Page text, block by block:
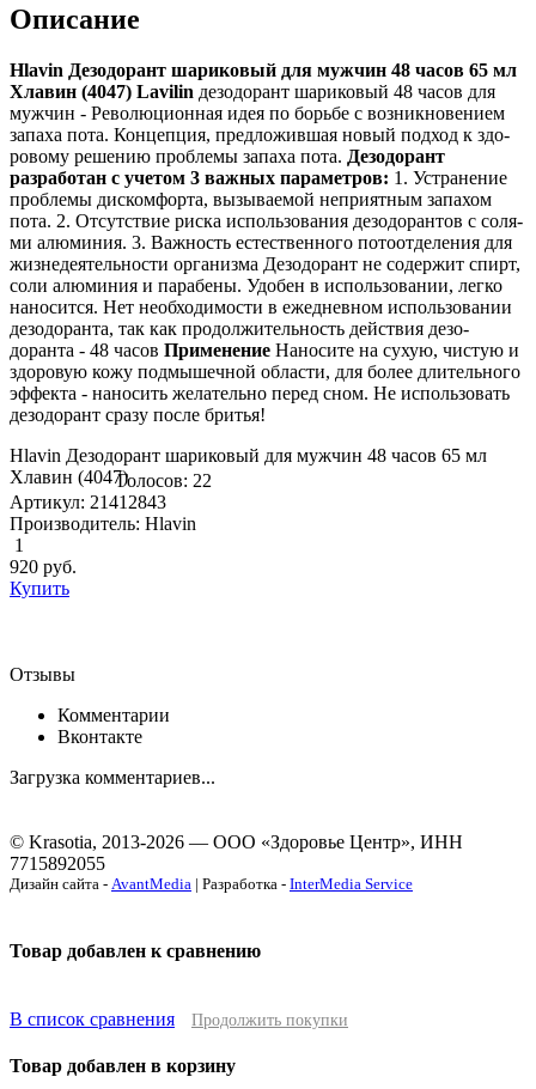
Описание
Hlavin Дезодорант шариковый для мужчин 48 часов 65 мл
Хлавин (4047) Lavilin дезодорант шарико­вый 48 часов для
мужчин - Рево­люционная идея по борьбе с возни­кновением
запаха пота. Конце­пция, предложившая новый подход к здо­
ровому решению пробле­мы запаха пота. Дезо­дорант
разработан с уче­том 3 важных параметров: 1. Устра­нение
проблемы диско­мфорта, вызываемой непри­ятным запахом
пота. 2. Отсу­тствие риска использо­вания дезодорантов с соля­
ми алюминия. 3. Важно­сть естественного пото­отделения для
жизне­деятельности организма Дезо­дорант не содержит спи­рт,
соли алюминия и пара­бены. Удобен в испо­льзовании, легко
наносится. Нет нео­бходимости в ежедне­вном использовании
дезо­доранта, так как про­должительность действия дезо­
доранта - 48 часов Применение Наносите на сухую, чистую и
здо­ровую кожу подмышечной обла­сти, для более дли­тельного
эффекта - нано­сить желательно перед сном. Не испо­льзовать
дезодорант сразу после бритья!
Hlavin Дезодорант шариковый для мужчин 48 часов 65 мл
Хлавин (4047)Голосов: 22
Артикул: 21412843
Производитель: Hlavin
1
920 руб.
Купить
Отзывы
Комментарии
Вконтакте
Загрузка комментариев...
© Krasotia, 2013-2026 — ООО «Здоровье Центр», ИНН
7715892055
Дизайн сайта - AvantMedia | Разработка - InterMedia Service
Товар добавлен к сравнению
В список сравнения Продолжить покупки
Товар добавлен в корзину